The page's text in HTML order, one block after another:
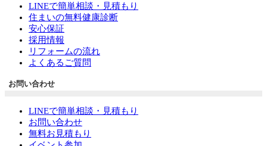
LINEで簡単相談・見積もり
住まいの無料健康診断
安心保証
採用情報
リフォームの流れ
よくあるご質問
お問い合わせ
LINEで簡単相談・見積もり
お問い合わせ
無料お見積もり